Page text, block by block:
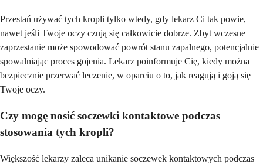
Przestań używać tych kropli tylko wtedy, gdy lekarz Ci tak powie,
nawet jeśli Twoje oczy czują się całkowicie dobrze. Zbyt wczesne
zaprzestanie może spowodować powrót stanu zapalnego, potencjalnie
spowalniając proces gojenia. Lekarz poinformuje Cię, kiedy można
bezpiecznie przerwać leczenie, w oparciu o to, jak reagują i goją się
Twoje oczy.
Czy mogę nosić soczewki kontaktowe podczas
stosowania tych kropli?
Większość lekarzy zaleca unikanie soczewek kontaktowych podczas